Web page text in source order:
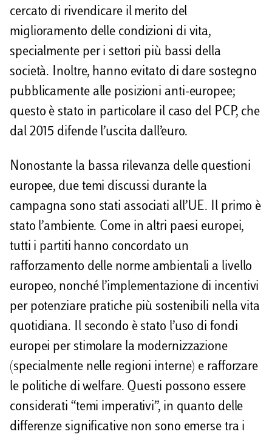
cercato di rivendicare il merito del
miglioramento delle condizioni di vita,
specialmente per i settori più bassi della
società. Inoltre, hanno evitato di dare sostegno
pubblicamente alle posizioni anti-europee;
questo è stato in particolare il caso del PCP, che
dal 2015 difende l’uscita dall’euro.
Nonostante la bassa rilevanza delle questioni
europee, due temi discussi durante la
campagna sono stati associati all’UE. Il primo è
stato l’ambiente. Come in altri paesi europei,
tutti i partiti hanno concordato un
rafforzamento delle norme ambientali a livello
europeo, nonché l’implementazione di incentivi
per potenziare pratiche più sostenibili nella vita
quotidiana. Il secondo è stato l’uso di fondi
europei per stimolare la modernizzazione
(specialmente nelle regioni interne) e rafforzare
le politiche di welfare. Questi possono essere
considerati “temi imperativi”, in quanto delle
differenze significative non sono emerse tra i